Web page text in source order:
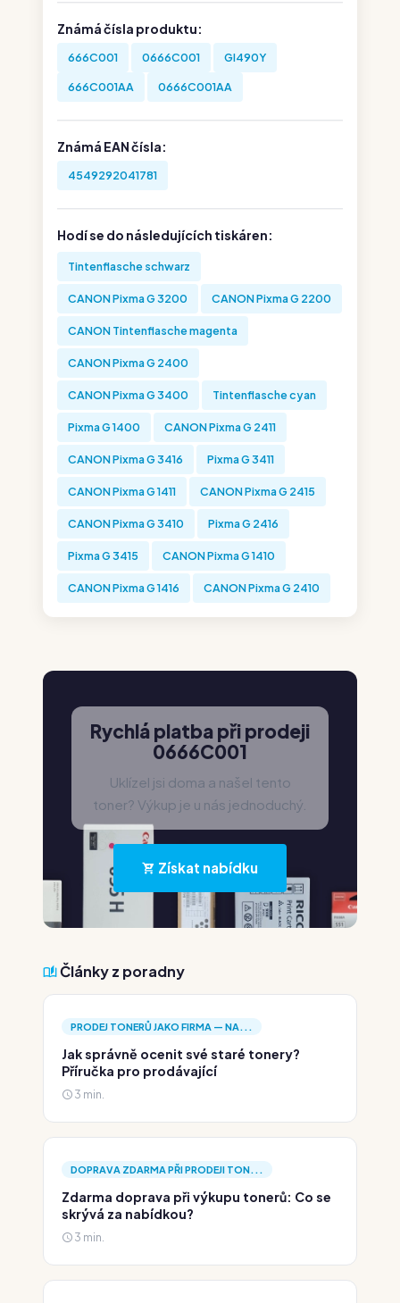
Známá čísla produktu:
666C001 0666C001 GI490Y
666C001AA 0666C001AA
Známá EAN čísla:
4549292041781
Hodí se do následujících tiskáren:
Tintenflasche schwarz
CANON Pixma G 3200 CANON Pixma G 2200
CANON Tintenflasche magenta
CANON Pixma G 2400
CANON Pixma G 3400 Tintenflasche cyan
Pixma G 1400 CANON Pixma G 2411
CANON Pixma G 3416 Pixma G 3411
CANON Pixma G 1411 CANON Pixma G 2415
CANON Pixma G 3410 Pixma G 2416
Pixma G 3415 CANON Pixma G 1410
CANON Pixma G 1416 CANON Pixma G 2410
Rychlá platba při prodeji
0666C001
Uklízel jsi doma a našel tento
toner? Výkup je u nás jednoduchý.
Získat nabídku
Články z poradny
PRODEJ TONERŮ JAKO FIRMA — NA...
Jak správně ocenit své staré tonery?
Příručka pro prodávající
3 min.
DOPRAVA ZDARMA PŘI PRODEJI TON...
Zdarma doprava při výkupu tonerů: Co se
skrývá za nabídkou?
3 min.